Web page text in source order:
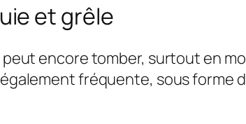
et grêle
encore tomber, surtout en
fréquente, sous forme